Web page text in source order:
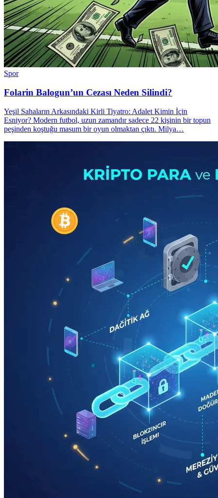
Spor
Folarin Balogun’un Cezası Neden Silindi?
Yeşil Sahaların Arkasındaki Kirli Tiyatro: Adalet Kimin İçin
Esniyor? Modern futbol, uzun zamandır sadece 22 kişinin bir topun
peşinden koştuğu masum bir oyun olmaktan çıktı. Milya…